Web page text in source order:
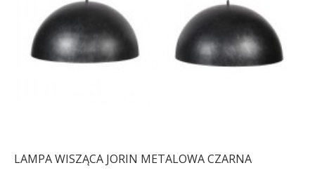
LAMPA WISZĄCA JORIN METALOWA CZARNA